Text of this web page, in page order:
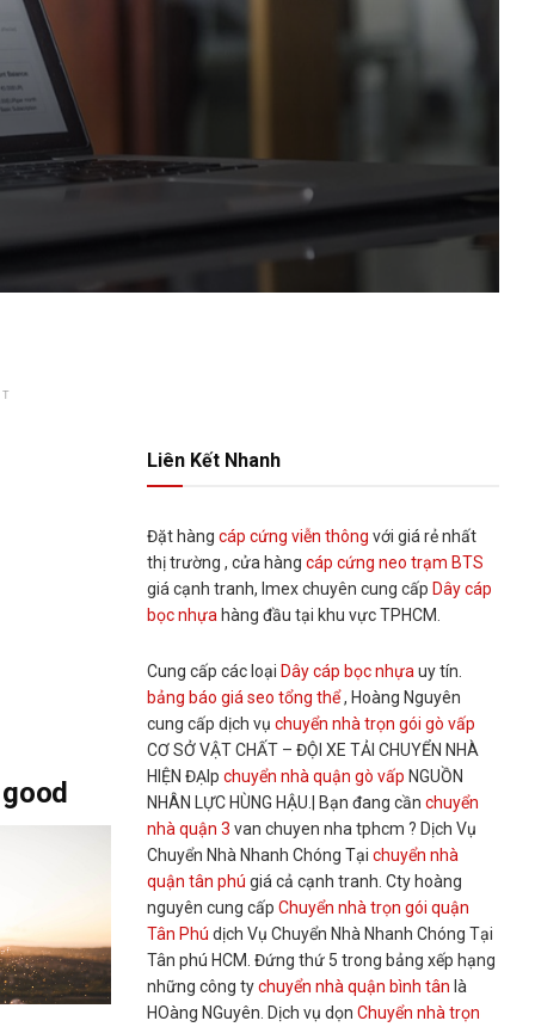
Liên Kết Nhanh
Đặt hàngcáp cứng viễn thông với giá rẻ nhất
thị trường , cửa hàngcáp cứng neo trạm BTS
giá cạnh tranh, Imex chuyên cung cấp Dây cáp
bọc nhựa hàng đầu tại khu vực TPHCM.
Cung cấp các loại Dây cáp bọc nhựa uy tín.
bảng báo giá seo tổng thể, Hoàng Nguyên
cung cấp dịch vụchuyển nhà trọn gói gò vấp
CƠ SỞ VẬT CHẤT – ĐỘI XE TẢI CHUYỂN NHÀ
HIỆN ĐẠIpchuyển nhà quận gò vấp NGUỒN
NHÂN LỰC HÙNG HẬU.| Bạn đang cầnchuyển
nhà quận 3 van chuyen nha tphcm ? Dịch Vụ
Chuyển Nhà Nhanh Chóng Tạichuyển nhà
quận tân phú giá cả cạnh tranh. Cty hoàng
nguyên cung cấpChuyển nhà trọn gói quận
Tân Phú dịch Vụ Chuyển Nhà Nhanh Chóng Tại
Tân phú HCM. Đứng thứ 5 trong bảng xếp hạng
những công tychuyển nhà quận bình tân là
HOàng NGuyên. Dịch vụ dọnChuyển nhà trọn